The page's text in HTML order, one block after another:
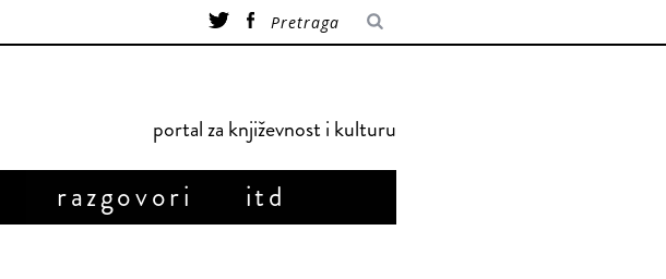
portal za književnost i kulturu
razgovori itd